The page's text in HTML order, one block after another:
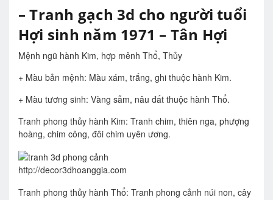
– Tranh gạch 3d cho người tuổi
Hợi sinh năm 1971 – Tân Hợi
Mệnh ngũ hành Kim, hợp mênh Thổ, Thủy
+ Màu bản mệnh: Màu xám, trắng, ghi thuộc hành Kim.
+ Màu tương sinh: Vàng sẫm, nâu đất thuộc hành Thổ.
Tranh phong thủy hành Kim: Tranh chim, thiên nga, phượng
hoàng, chim công, đôi chim uyên ương.
http://decor3dhoanggia.com
Tranh phong thủy hành Thổ: Tranh phong cảnh núi non, cây